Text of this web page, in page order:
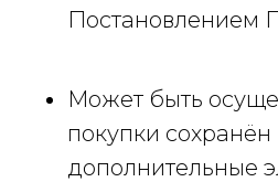
Постановлением
Может быть
покупки
дополнительные